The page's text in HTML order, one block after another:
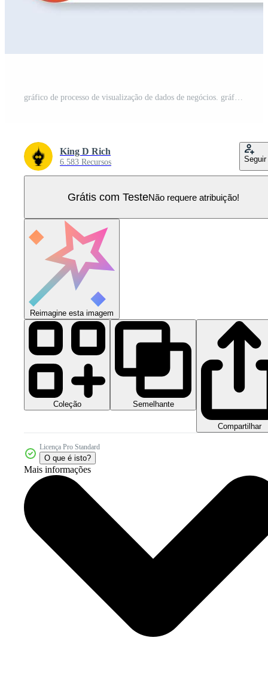
gráfico de processo de visualização de dados de negócios. gráfico de diagrama abstrato com etapas, opções para infográfico Vetor Pro
King D Rich
6.583 Recursos Seguir
Grátis com TesteNão requere atribuição!
Reimagine esta imagem
Coleção Semelhante
Compartilhar
Licença Pro Standard
O que é isto?
Mais informações